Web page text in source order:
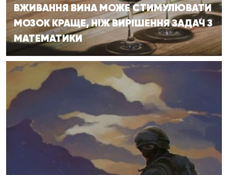
ВЖИВАННЯ ВИНА МОЖЕ СТИМУЛЮВАТИ
МОЗОК КРАЩЕ, НІЖ ВИРІШЕННЯ ЗАДАЧ З
МАТЕМАТИКИ